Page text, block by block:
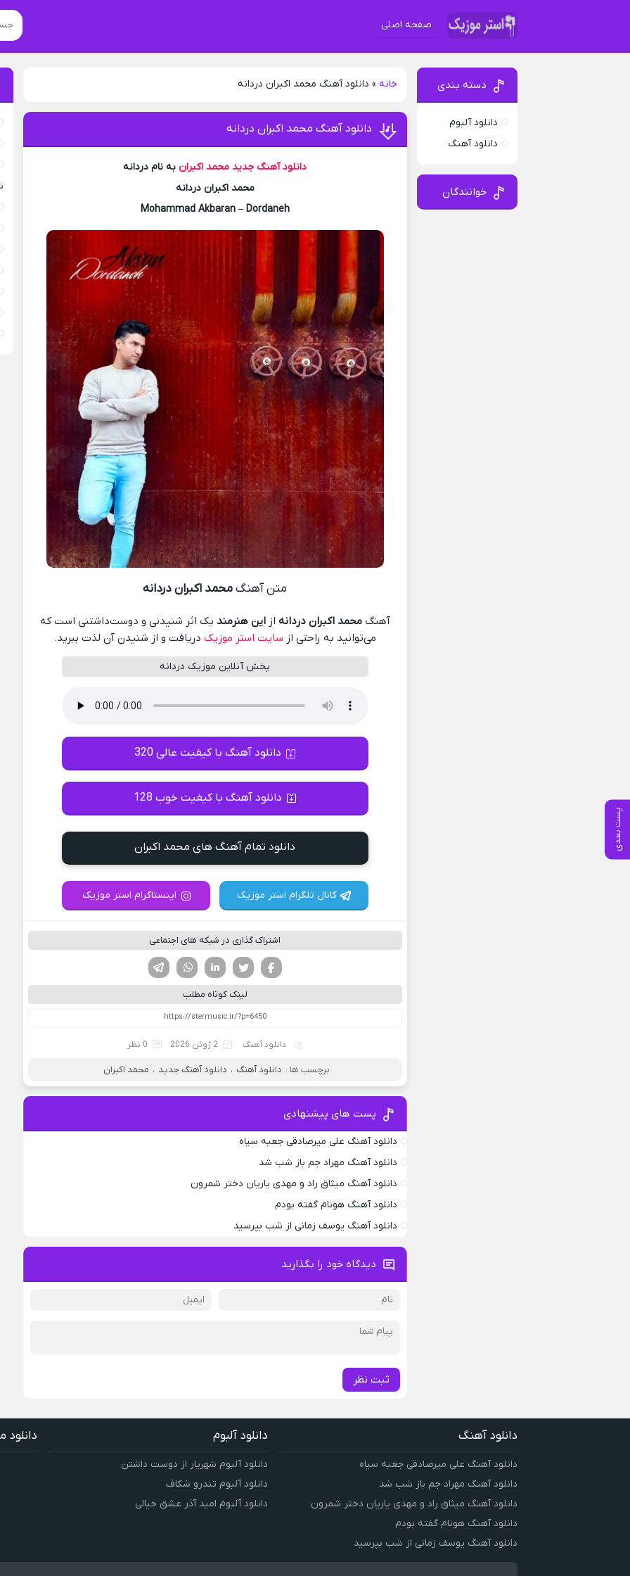
صفحه اصلی
خانه » دانلود آهنگ محمد اکبران دردانه
پست بعدی
دانلود آهنگ محمد اکبران دردانه
دانلود آهنگ جدید محمد اکبرانبه نام دردانه
محمد اکبران دردانه
Mohammad Akbaran – Dordaneh
متن آهنگمحمد اکبران دردانه
آهنگمحمد اکبران دردانه ازاین هنرمند یک اثر شنیدنی و دوست‌داشتنی است که
می‌توانید به راحتی از سایت استر موزیک دریافت و از شنیدن آن لذت ببرید.
پخش آنلاین موزیک دردانه
دانلود آهنگ با کیفیت عالی 320
دانلود آهنگ با کیفیت خوب 128
دانلود تمام آهنگ های محمد اکبران
کانال تلگرام استر موزیک اینستاگرام استر موزیک
اشتراک گذاری در شبکه های اجتماعی
لینکدین تویتر
فیسوک
لینک کوتاه مطلب
دانلود آهنگ 2 ژوئن 2026 0 نظر
برچسب ها : دانلود آهنگ ، دانلود آهنگ جدید ، محمد اکبران
پست های پیشنهادی
دانلود آهنگ علی میرصادقی جعبه سیاه
دانلود آهنگ مهراد جم باز شب شد
دانلود آهنگ میثاق راد و مهدی یاریان دختر شمرون
دانلود آهنگ هونام گفته بودم
دانلود آهنگ یوسف زمانی از شب بپرسید
دیدگاه خود را بگذارید
ثبت نظر
دسته بندی
دانلود آلبوم
دانلود آهنگ
خوانندگان
دانلود آهنگ
دانلود آهنگ علی میرصادقی جعبه سیاه
دانلود آهنگ مهراد جم باز شب شد
دانلود آهنگ میثاق راد و مهدی یاریان دختر شمرون
دانلود آهنگ هونام گفته بودم
دانلود آهنگ یوسف زمانی از شب بپرسید
دانلود آلبوم
دانلود آلبوم شهریار از دوست داشتن
دانلود آلبوم تندرو شکاف
دانلود آلبوم امید آذر عشق خیالی
دانلود